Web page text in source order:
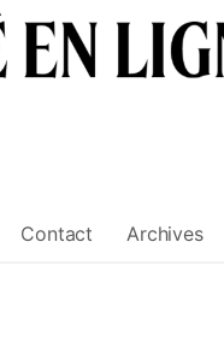
Contact Archives